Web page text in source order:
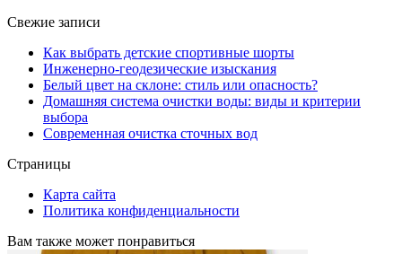
Свежие записи
Как выбрать детские спортивные шорты
Инженерно-геодезические изыскания
Белый цвет на склоне: стиль или опасность?
Домашняя система очистки воды: виды и критерии
выбора
Современная очистка сточных вод
Страницы
Карта сайта
Политика конфиденциальности
Вам также может понравиться